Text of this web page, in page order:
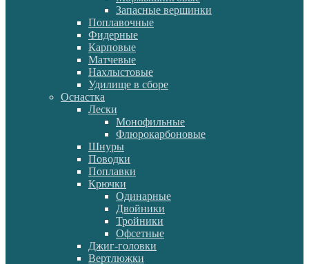
Запасные вершинки
Поплавочные
Фидерные
Карповые
Матчевые
Нахлыстовые
Удилище в сборе
Оснастка
Лески
Монофильные
Флюрокарбоновые
Шнуры
Поводки
Поплавки
Крючки
Одинарные
Двойники
Тройники
Офсетные
Джиг-головки
Вертлюжки